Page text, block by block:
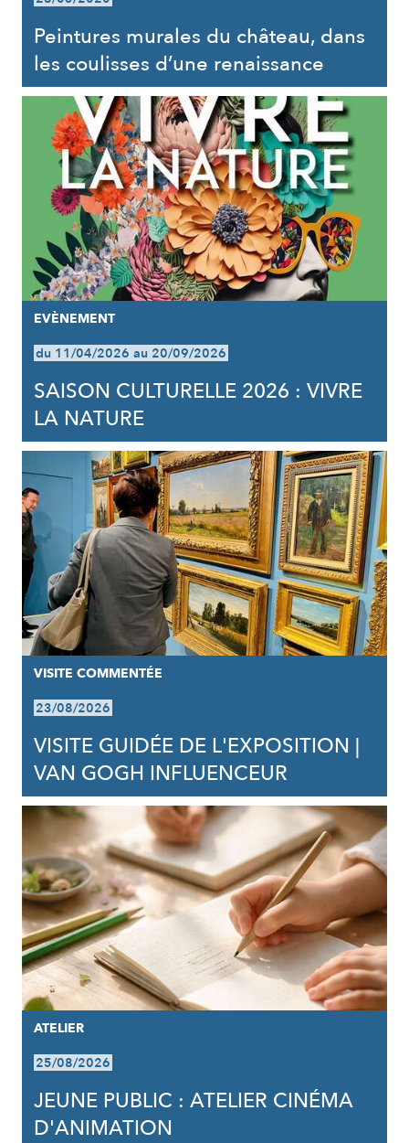
Peintures murales du château, dans
les coulisses d’une renaissance
EVÈNEMENT
du 11/04/2026 au 20/09/2026
SAISON CULTURELLE 2026 : VIVRE
LA NATURE
VISITE COMMENTÉE
23/08/2026
VISITE GUIDÉE DE L'EXPOSITION |
VAN GOGH INFLUENCEUR
ATELIER
25/08/2026
JEUNE PUBLIC : ATELIER CINÉMA
D'ANIMATION